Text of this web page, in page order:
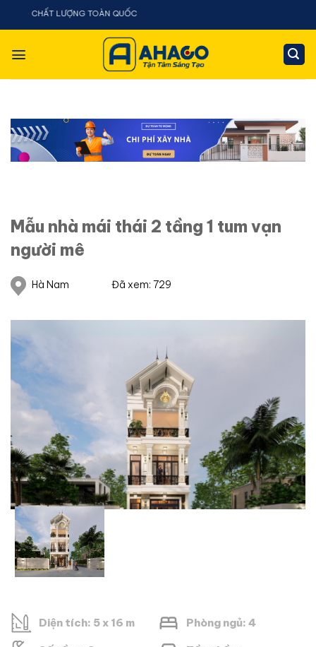
Chuyển
dung
LƯỢNG TOÀN QUỐC
Mẫu nhà mái thái 2 tầng 1 tum vạn
người mê
Hà Nam Đã xem: 729
Diện tích: 5 x 16 m Phòng ngủ: 4